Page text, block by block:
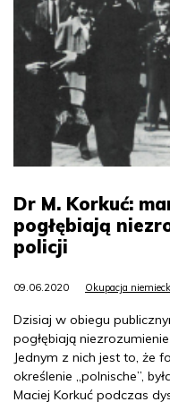
Dr M. Korkuć:
pogłębiają
policji
09.06.2020 Okupacja
Dzisiaj w obiegu
pogłębiają
Jednym z nich jest to, że
określenie „polnische”,
Maciej Korkuć podczas